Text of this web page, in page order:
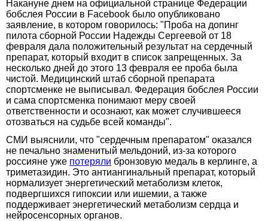
Накануне днем на официальной странице Федерации
бобслея России в Facebook было опубликовано
заявление, в котором говорилось: "Проба на допинг
пилота сборной России Надежды Сергеевой от 18
февраля дала положительный результат на сердечный
препарат, который входит в список запрещенных. За
несколько дней до этого 13 февраля ее проба была
чистой. Медицинский штаб сборной препарата
спортсменке не выписывал. Федерация бобслея России
и сама спортсменка понимают меру своей
ответственности и осознают, как может случившееся
отозваться на судьбе всей команды".
СМИ выяснили, что "сердечным препаратом" оказался
не печально знаменитый мельдоний, из-за которого
россияне уже потеряли бронзовую медаль в керлинге, а
триметазидин. Это антиангинальный препарат, который
нормализует энергетический метаболизм клеток,
подвергшихся гипоксии или ишемии, а также
поддерживает энергетический метаболизм сердца и
нейросенсорных органов.